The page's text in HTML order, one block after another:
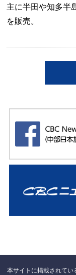
主に半田や知多半
を販売。
本サイトに掲載されて